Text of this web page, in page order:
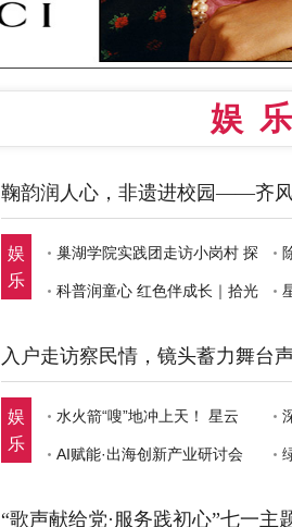
娱
鞠韵润人心，非遗进校园——齐
娱
乐
巢湖学院实践团走访小岗村 探
寻
科普润童心 红色伴成长｜拾光
入户走访察民情，镜头蓄力舞
娱
乐
水火箭“嗖”地冲上天！ 星云
AI赋能·出海创新产业研讨会
“歌声献给党·服务践初心”七一主